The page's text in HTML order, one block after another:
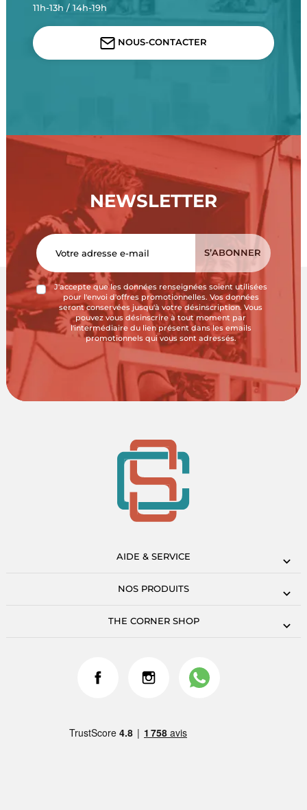
11h-13h / 14h-19h
NOUS-CONTACTER
NEWSLETTER
J'accepte que les données renseignées soient utilisées
pour l'envoi d'offres promotionnelles. Vos données
seront conservées jusqu'à votre désinscription. Vous
pouvez vous désinscrire à tout moment par
l'intermédiaire du lien présent dans les emails
promotionnels qui vous sont adressés.
AIDE & SERVICE
NOS PRODUITS
THE CORNER SHOP